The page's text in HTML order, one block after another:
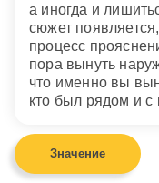
а иногда и
сюжет
процесс
пора вынуть
что именно вы
кто был рядом и с
Значение